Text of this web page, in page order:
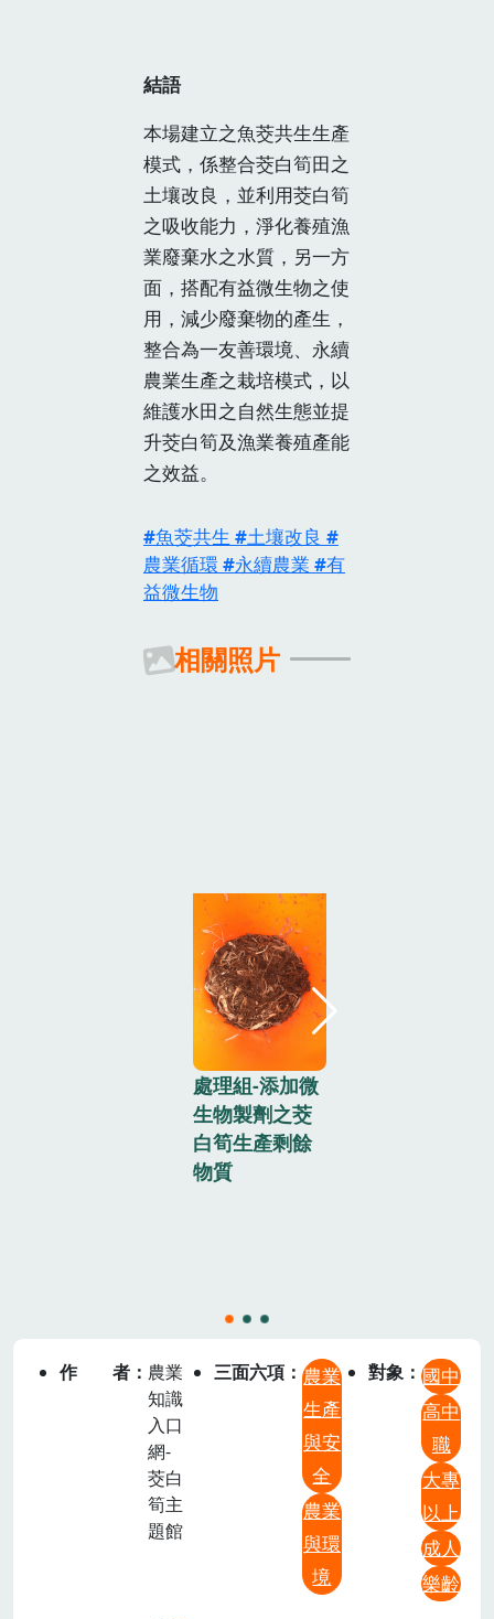
結語
本場建立之魚茭共生生產
模式，係整合茭白筍田之
土壤改良，並利用茭白筍
之吸收能力，淨化養殖漁
業廢棄水之水質，另一方
面，搭配有益微生物之使
用，減少廢棄物的產生，
整合為一友善環境、永續
農業生產之栽培模式，以
維護水田之自然生態並提
升茭白筍及漁業養殖產能
之效益。
魚茭共生
土壤改良
農業循環
永續農業
有
益微生物
相關照片
處理組-添加微
生物製劑之茭
白筍生產剩餘
物質
作者
農業
知識
入口
網-
茭白
筍主
題館
三面六項
農業
生產
與安
全
農業
與環
境
對象
國中
高中
職
大專
以上
成人
樂齡